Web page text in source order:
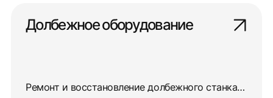
Долбежное оборудование
Ремонт и восстановление долбежного станка 7403